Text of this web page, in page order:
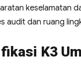
keselamatan
audit dan ruang
K3